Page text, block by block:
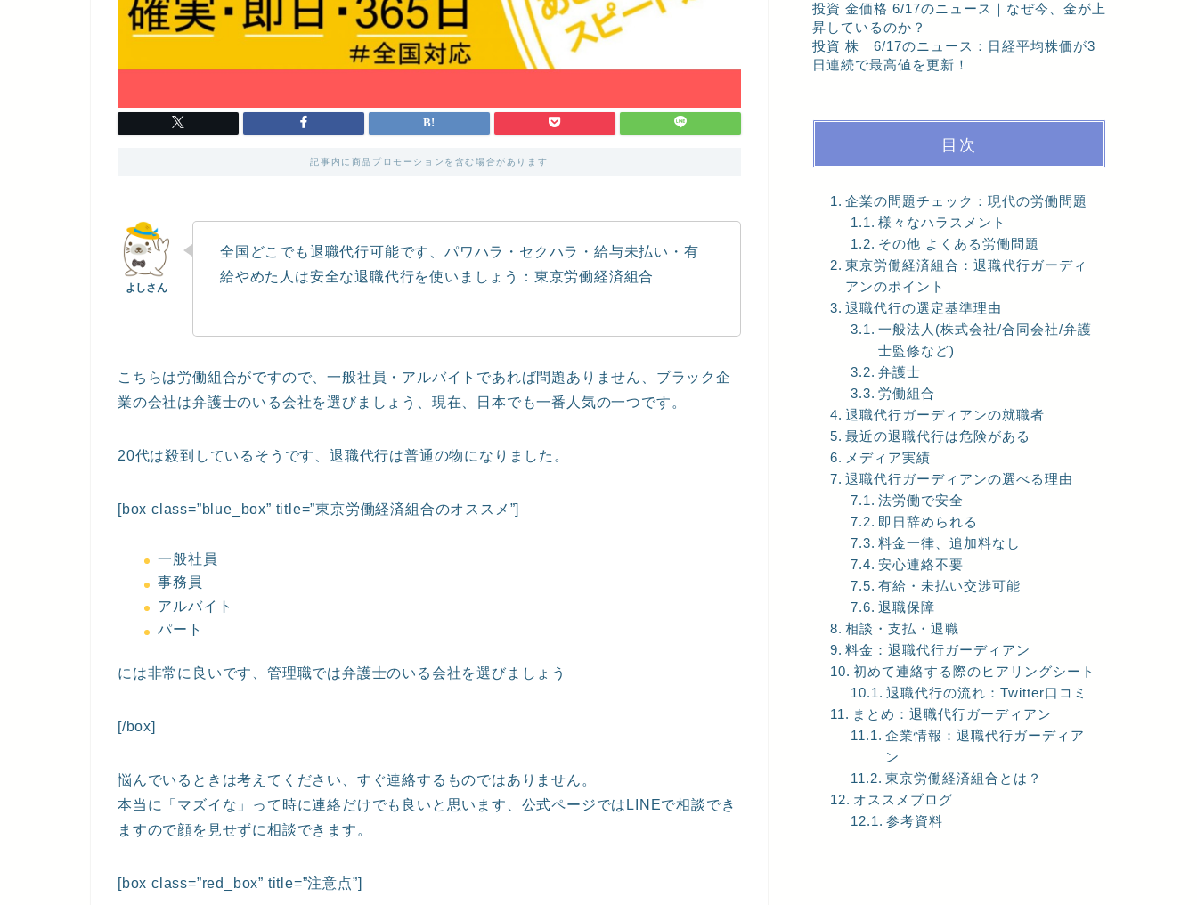
記事内に商品プロモーションを含む場合があります
全国どこでも退職代行可能です、パワハラ・セクハラ・給与未払い・有
給やめた人は安全な退職代行を使いましょう：東京労働経済組合
こちらは労働組合がですので、一般社員・アルバイトであれば問題ありません、ブラック企
業の会社は弁護士のいる会社を選びましょう、現在、日本でも一番人気の一つです。
20代は殺到しているそうです、退職代行は普通の物になりました。
[box class=”blue_box” title=”東京労働経済組合のオススメ”]
一般社員
事務員
アルバイト
パート
には非常に良いです、管理職では弁護士のいる会社を選びましょう
[/box]
悩んでいるときは考えてください、すぐ連絡するものではありません。
本当に「マズイな」って時に連絡だけでも良いと思います、公式ページではLINEで相談でき
ますので顔を見せずに相談できます。
[box class=”red_box” title=”注意点”]
投資 金価格 6/17のニュース｜なぜ今、金が上
昇しているのか？
投資 株 6/17のニュース：日経平均株価が3
日連続で最高値を更新！
目次
企業の問題チェック：現代の労働問題
様々なハラスメント
その他 よくある労働問題
東京労働経済組合：退職代行ガーディ
アンのポイント
退職代行の選定基準理由
一般法人(株式会社/合同会社/弁護
士監修など)
弁護士
労働組合
退職代行ガーディアンの就職者
最近の退職代行は危険がある
メディア実績
退職代行ガーディアンの選べる理由
法労働で安全
即日辞められる
料金一律、追加料なし
安心連絡不要
有給・未払い交渉可能
退職保障
相談・支払・退職
料金：退職代行ガーディアン
初めて連絡する際のヒアリングシート
退職代行の流れ：Twitter口コミ
まとめ：退職代行ガーディアン
企業情報：退職代行ガーディア
ン
東京労働経済組合とは？
オススメブログ
参考資料